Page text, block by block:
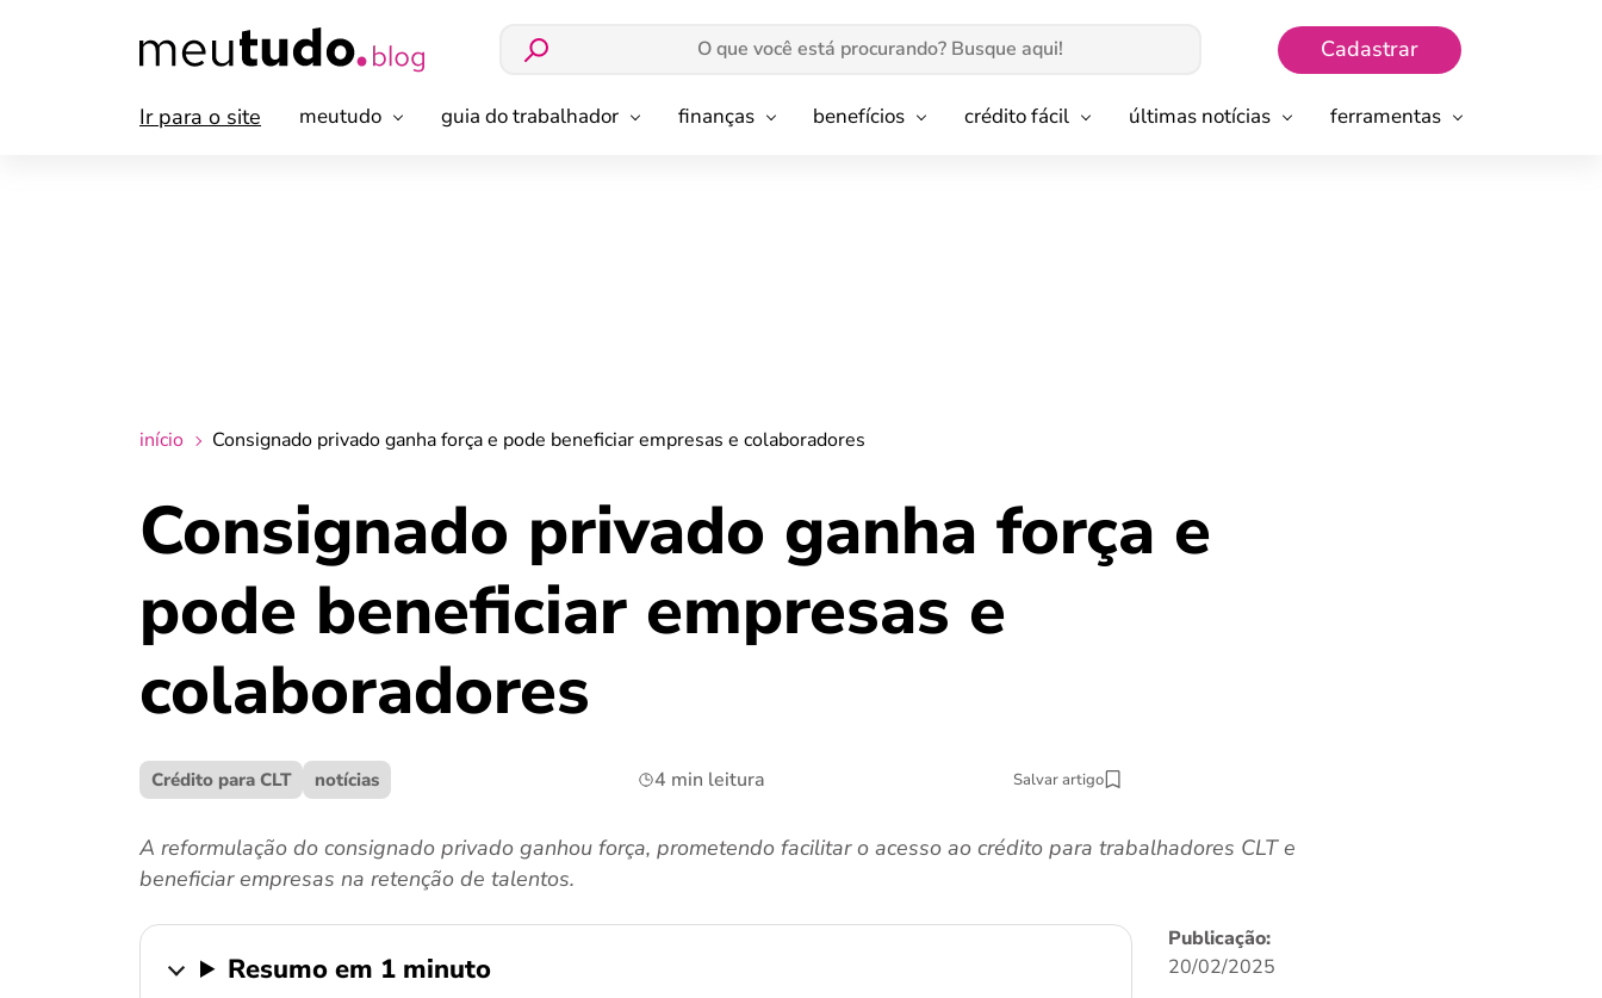
Cadastrar
Ir para o site meutudo guia do trabalhador finanças benefícios crédito fácil últimas notícias ferramentas
início Consignado privado ganha força e pode beneficiar empresas e colaboradores
Consignado privado ganha força e
pode beneficiar empresas e
colaboradores
Crédito para CLT notícias 4 min leitura Salvar artigo
A reformulação do consignado privado ganhou força, prometendo facilitar o acesso ao crédito para trabalhadores CLT e
beneficiar empresas na retenção de talentos.
Resumo em 1 minuto
Publicação:
20/02/2025